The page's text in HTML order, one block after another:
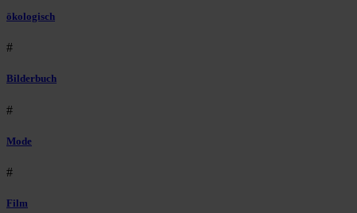
ökologisch
#
Bilderbuch
#
Mode
#
Film